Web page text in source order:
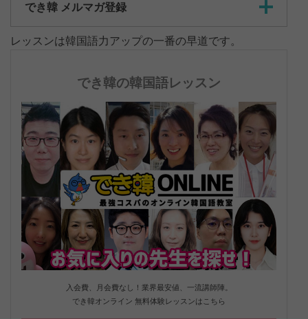
でき韓 メルマガ登録
レッスンは韓国語力アップの一番の早道です。
でき韓の韓国語レッスン
入会費、月会費なし！業界最安値、一流講師陣。
でき韓オンライン 無料体験レッスンはこちら